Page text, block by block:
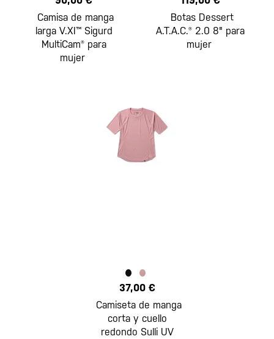
Camisa de manga
larga V.XI™ Sigurd
MultiCam® para
mujer
Botas Dessert
A.T.A.C.® 2.0 8" para
mujer
37,00 €
Camiseta de manga
corta y cuello
redondo Sulli UV